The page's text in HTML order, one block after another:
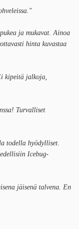
ja mukavat. Ainoa
hinta kuvastaa
kipeitä jalkoja,
Turvalliset
todella hyödylliset.
Icebug-
jäisenä talvena. En